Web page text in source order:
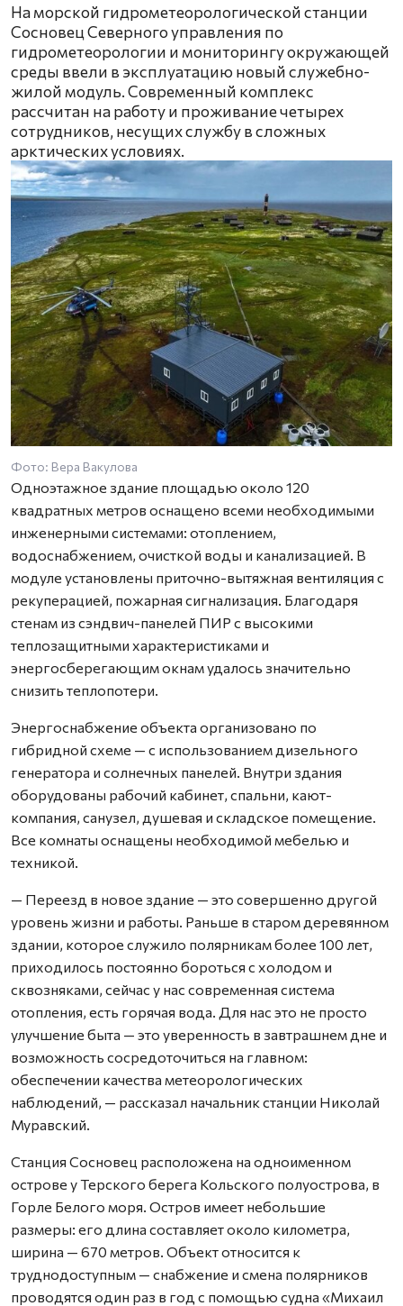
На морской гидрометеорологической станции
Сосновец Северного управления по
гидрометеорологии и мониторингу окружающей
среды ввели в эксплуатацию новый служебно-
жилой модуль. Современный комплекс
рассчитан на работу и проживание четырех
сотрудников, несущих службу в сложных
арктических условиях.
Фото: Вера Вакулова
Одноэтажное здание площадью около 120
квадратных метров оснащено всеми необходимыми
инженерными системами: отоплением,
водоснабжением, очисткой воды и канализацией. В
модуле установлены приточно-вытяжная вентиляция с
рекуперацией, пожарная сигнализация. Благодаря
стенам из сэндвич-панелей ПИР с высокими
теплозащитными характеристиками и
энергосберегающим окнам удалось значительно
снизить теплопотери.
Энергоснабжение объекта организовано по
гибридной схеме — с использованием дизельного
генератора и солнечных панелей. Внутри здания
оборудованы рабочий кабинет, спальни, кают-
компания, санузел, душевая и складское помещение.
Все комнаты оснащены необходимой мебелью и
техникой.
— Переезд в новое здание — это совершенно другой
уровень жизни и работы. Раньше в старом деревянном
здании, которое служило полярникам более 100 лет,
приходилось постоянно бороться с холодом и
сквозняками, сейчас у нас современная система
отопления, есть горячая вода. Для нас это не просто
улучшение быта — это уверенность в завтрашнем дне и
возможность сосредоточиться на главном:
обеспечении качества метеорологических
наблюдений, — рассказал начальник станции Николай
Муравский.
Станция Сосновец расположена на одноименном
острове у Терского берега Кольского полуострова, в
Горле Белого моря. Остров имеет небольшие
размеры: его длина составляет около километра,
ширина — 670 метров. Объект относится к
труднодоступным — снабжение и смена полярников
проводятся один раз в год с помощью судна «Михаил